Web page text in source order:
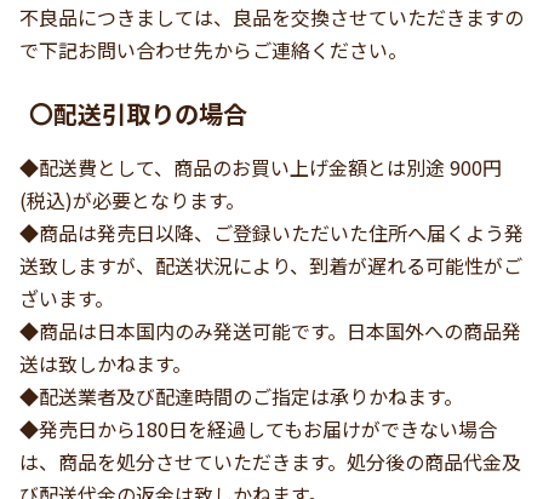
不良品につきましては、良品を交換させていただきますの
で下記お問い合わせ先からご連絡ください。
〇配送引取りの場合
◆配送費として、商品のお買い上げ金額とは別途 900円
(税込)が必要となります。
◆商品は発売日以降、ご登録いただいた住所へ届くよう発
送致しますが、配送状況により、到着が遅れる可能性がご
ざいます。
◆商品は日本国内のみ発送可能です。日本国外への商品発
送は致しかねます。
◆配送業者及び配達時間のご指定は承りかねます。
◆発売日から180日を経過してもお届けができない場合
は、商品を処分させていただきます。処分後の商品代金及